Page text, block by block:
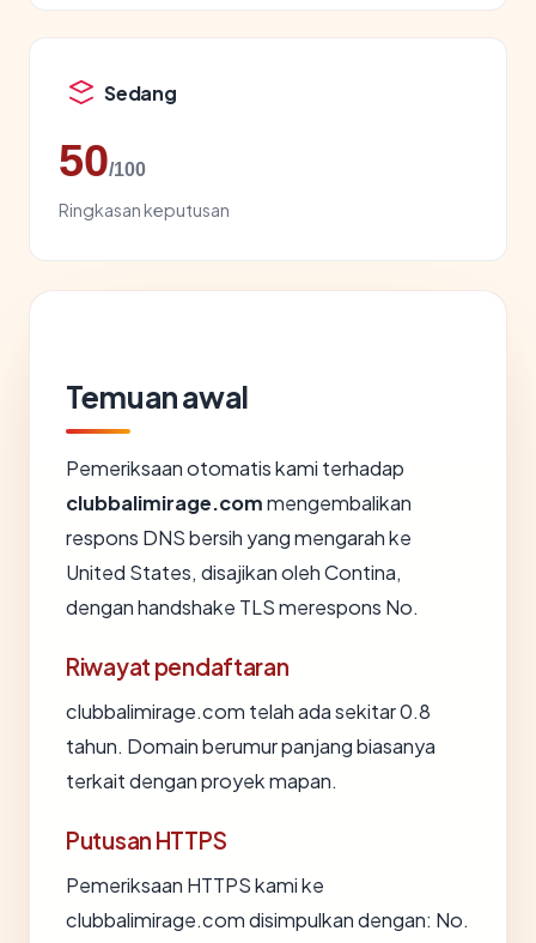
Sedang
50/100
Ringkasan keputusan
Temuan awal
Pemeriksaan otomatis kami terhadap
clubbalimirage.commengembalikan
respons DNS bersih yang mengarah ke
United States, disajikan oleh Contina,
dengan handshake TLS merespons No.
Riwayat pendaftaran
clubbalimirage.com telah ada sekitar 0.8
tahun. Domain berumur panjang biasanya
terkait dengan proyek mapan.
Putusan HTTPS
Pemeriksaan HTTPS kami ke
clubbalimirage.com disimpulkan dengan: No.